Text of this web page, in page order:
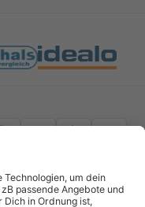
Vertrag widerrufen